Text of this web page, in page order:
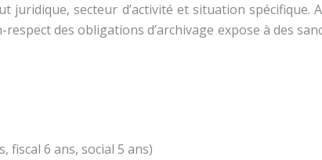
secteur d’activité et situation spécifique.
des obligations d’archivage expose à des
fiscal 6 ans, social 5 ans)